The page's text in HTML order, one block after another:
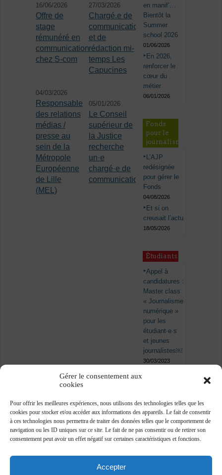
Gérer le consentement aux
cookies
Pour offrir les meilleures expériences, nous utilisons des technologies telles que les
cookies pour stocker et/ou accéder aux informations des appareils. Le fait de consentir
à ces technologies nous permettra de traiter des données telles que le comportement de
navigation ou les ID uniques sur ce site. Le fait de ne pas consentir ou de retirer son
consentement peut avoir un effet négatif sur certaines caractéristiques et fonctions.
Accepter
16/06/2026
Offre de
stage
rémunéré en
communication
chez S-com
27/03/2026
Chargé.e de
communication
et de
rédaction mi-
temps Les
Capucines
04/03/2026
Responsable
des relations
médias /
presse au
sein de la
Métropole
Européenne
de Lille
(MEL)
05/01/2026
Le Conseil
supérieur de
la Justice
recherche
un·e
chargé·e de
communication
en manif’…
Bientôt la
Summer
school 2026
01/06/2026
En 2026,
renforcer le
cœur du
métier
06/01/2026
Fonds
pour le
journalisme
L’AJP
redésignée
pour gérer le
Fonds
04/08/2026
Et si on
creusait l’actu
18/05/2026
Étudiants
Appel à
candidatures :
Master class
« Journalisme
numérique »
pour les
étudiant·e·s
et jeunes
journalistes￼
30/03/2023